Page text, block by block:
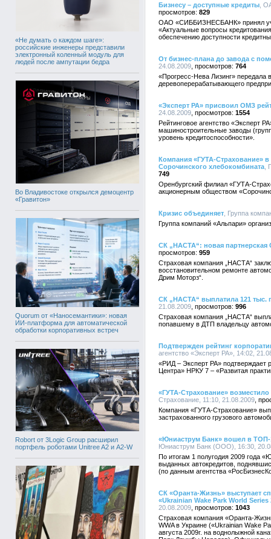
«Не думать о каждом шаге»:
российские инженеры представили
электронный коленный модуль для
людей после ампутации бедра
Во Владивостоке открылся демоцентр
«Гравитон»
Quorum от «Наносемантики»: новая
ИИ-платформа для автоматической
обработки корпоративных встреч
Robort от 3Logic Group расширил
портфель роботами Unitree A2 и A2-W
Бизнесу – доступные кредиты ,
829
ОАО «СИББИЗНЕСБАНК» принял
«Актуальные вопросы
обеспечению доступности
От бизнес-плана до завода с
24.08.2009
764
«Прогресс-Нева Лизинг» передала
деревоперерабатывающего
«Эксперт РА» присвоил ОМЗ
24.08.2009
1554
Рейтинговое агентство «Эксперт
машиностроительные заводы
уровень кредитоспособности».
Компания «ГУТА-Страхование»
Сорочинского хлебокомбината ,
749
Оренбургский филиал «ГУТА-
акционерным обществом
Кризис объединяет , Группа
Группа компаний «Альпари»
СК „НАСТА“: новая партнерская
959
Cтраховая компания „НАСТА“
восстановительном ремонте
Дрим Моторз“.
СК „НАСТА“ выплатила 121 тыс.
21.08.2009
996
Страховая компания „НАСТА“
попавшему в ДТП владельцу
Подтвержден рейтинг
агентство «Эксперт РА», 14:02,
«РИД – Эксперт РА» подтверждает
Центра» НРКУ 7 – «Развитая
«ГУТА-Страхование»
Страхование, 11:10, 21.08.2009
Компания «ГУТА-Страхование»
застрахованного грузового
«Юниаструм Банк» вошел в ТОП-
Юниаструм Банк (ООО), 16:30,
По итогам 1 полугодия 2009 года
выданных автокредитов,
(по данным агентства
СК «Оранта-Жизнь» выступает
«Ukrainian Wake Park World Series
20.08.2009
1043
Страховая компания «Оранта-
WWA в Украине («Ukrainian Wake
августа 2009г. на воднолыжной